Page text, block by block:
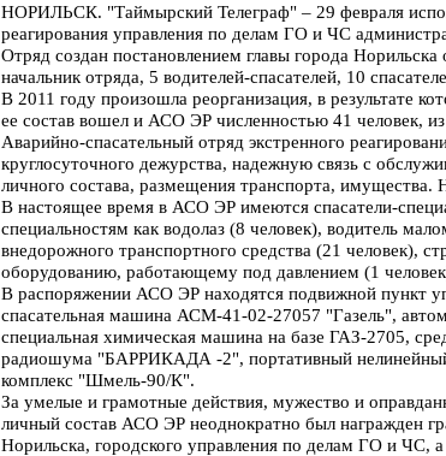
НОРИЛЬСК. "Таймырский Телеграф" – 29 февраля
реагирования управления по делам ГО и ЧС
Отряд создан постановлением главы города
начальник отряда, 5 водителей-спасателей, 10
В 2011 году произошла реорганизация, в результате
ее состав вошел и АСО ЭР численностью 41 человек,
Аварийно-спасательный отряд экстренного
круглосуточного дежурства, надежную связь с
личного состава, размещения транспорта, имущества.
В настоящее время в АСО ЭР имеются спасатели-
специальностям как водолаз (8 человек), водитель
внедорожного транспортного средства (21 человек),
оборудованию, работающему под давлением (1
В распоряжении АСО ЭР находятся подвижной пункт
спасательная машина АСМ-41-02-27057 "Газель",
специальная химическая машина на базе ГАЗ-2705,
радиошума "БАРРИКАДА -2", портативный нелинейный
комплекс "Шмель-90/К".
За умелые и грамотные действия, мужество и
личный состав АСО ЭР неоднократно был награжден
Норильска, городского управления по делам ГО и ЧС,